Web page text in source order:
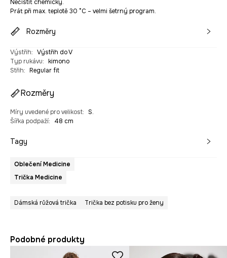
Nečistit chemicky.
Prát při max. teplotě 30 °C – velmi šetrný program.
Rozměry
Výstřih: Výstřih do V
Typ rukávu: kimono
Střih: Regular fit
Rozměry
Míry uvedené pro velikost: S.
Šířka podpaží: 48 cm
Tagy
Oblečení Medicine
Trička Medicine
Dámská růžová trička Trička bez potisku pro ženy
Podobné produkty